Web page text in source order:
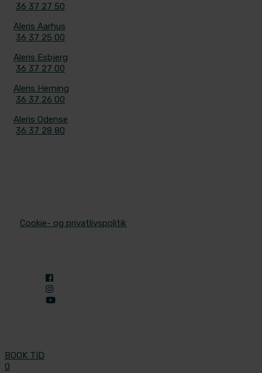
36 37 27 50
Aleris Aarhus
36 37 25 00
Aleris Esbjerg
36 37 27 00
Aleris Herning
36 37 26 00
Aleris Odense
36 37 28 80
Cookie- og privatlivspolitik
BOOK TID
0